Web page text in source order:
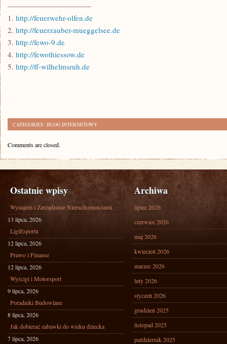
———————————
1. http://feuerwehr-olfen.de
2. http://feuerzauber-mueggelsee.de
3. http://fewo-9.de
4. http://fewothiessow.de
5. http://ff-wilhelmsruh.de
CATEGORIES: BLOG INTERNETOWY
Comments are closed.
Ostatnie wpisy
Wynajem i Zarządzanie Nieruchomościami
13 lipca, 2026
LigiEsportu
12 lipca, 2026
Prawo i Finanse
12 lipca, 2026
Wyścigi i Motorsport
9 lipca, 2026
Poradniki Budowlane
8 lipca, 2026
Jak dobierać zabawki do wieku dziecka
7 lipca, 2026
Archiwa
lipiec 2026
czerwiec 2026
maj 2026
kwiecień 2026
marzec 2026
luty 2026
styczeń 2026
grudzień 2025
listopad 2025
październik 2025